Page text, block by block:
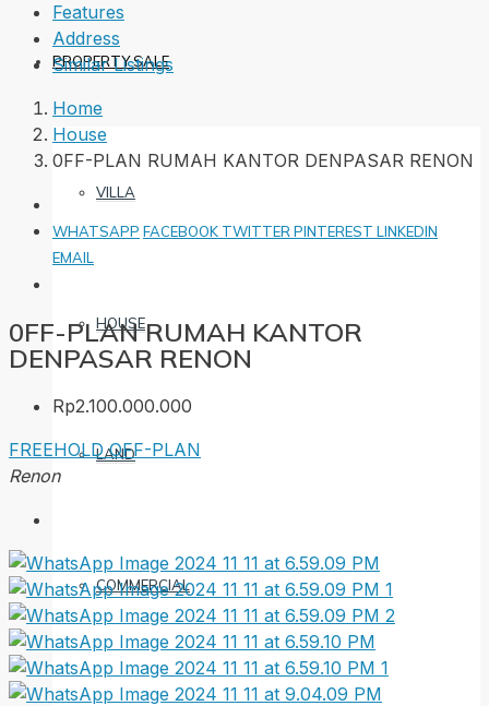
PROPERTY SALE
VILLA
HOUSE
LAND
COMMERCIAL
Features
Address
Similar Listings
Home
House
0FF-PLAN RUMAH KANTOR DENPASAR RENON
WHATSAPP FACEBOOK TWITTER PINTEREST LINKEDIN
EMAIL
0FF-PLAN RUMAH KANTOR
DENPASAR RENON
Rp2.100.000.000
FREEHOLDOFF-PLAN
Renon